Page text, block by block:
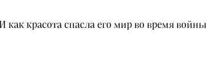
И как красота спасла его мир во время войны